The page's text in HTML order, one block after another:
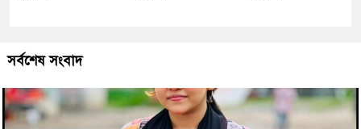
সর্বশেষ সংবাদ